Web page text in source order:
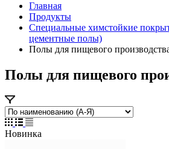
Главная
Продукты
Специальные химстойкие
цементные полы)
Полы для пищевого
Полы для пищевого
Новинка